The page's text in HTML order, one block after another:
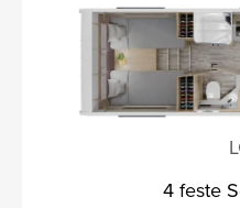
4 feste